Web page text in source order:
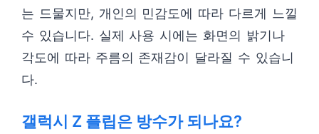
는 드물지만, 개인의 민감도에 따라 다르게 느낄
수 있습니다. 실제 사용 시에는 화면의 밝기나
각도에 따라 주름의 존재감이 달라질 수 있습니
다.
갤럭시 Z 플립은 방수가 되나요?